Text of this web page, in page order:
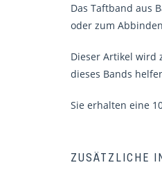
Das Taftband aus
oder zum
Dieser Artikel wird
dieses Bands
Sie erhalten eine
ZUSÄTZLICHE